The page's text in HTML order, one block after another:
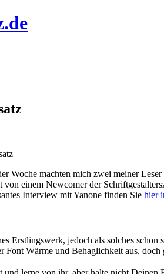
Woche machten mich zwei meiner
von einem Newcomer der
Interview mit Yanone finden Sie hier
Erstlingswerk, jedoch als solches
Font Wärme und Behaglichkeit aus,